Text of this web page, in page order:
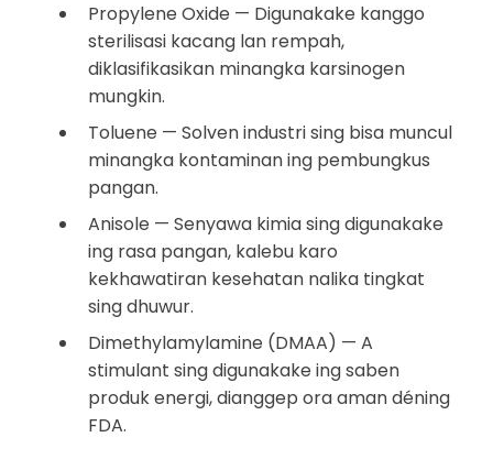
Propylene Oxide — Digunakake kanggo
sterilisasi kacang lan rempah,
diklasifikasikan minangka karsinogen
mungkin.
Toluene — Solven industri sing bisa muncul
minangka kontaminan ing pembungkus
pangan.
Anisole — Senyawa kimia sing digunakake
ing rasa pangan, kalebu karo
kekhawatiran kesehatan nalika tingkat
sing dhuwur.
Dimethylamylamine (DMAA) — A
stimulant sing digunakake ing saben
produk energi, dianggep ora aman déning
FDA.